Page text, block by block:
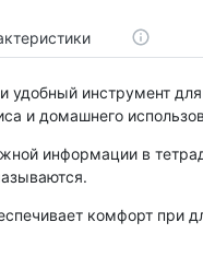
инструмент
и домашнего
информации в
комфорт при